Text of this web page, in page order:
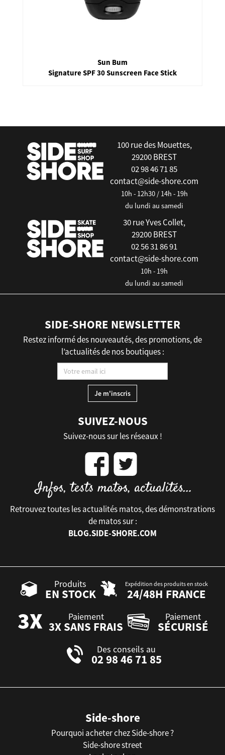
Sun Bum
Signature SPF 30 Sunscreen Face Stick
100 rue des Mouettes,
29200 BREST
02 98 46 71 85
contact@side-shore.com
10h - 12h30 / 14h - 19h
du lundi au samedi
30 rue Yves Collet,
29200 BREST
02 56 31 86 91
contact@side-shore.com
10h - 19h
du lundi au samedi
SIDE-SHORE NEWSLETTER
Restez informé des nouveautés, des promotions, de
l’actualités de nos boutiques :
SUIVEZ-NOUS
Suivez-nous sur les réseaux !
Retrouvez toutes les actualités matos, des démonstrations
de matos sur :
BLOG.SIDE-SHORE.COM
Produits
EN STOCK
Expédition des produits en stock
24/48H FRANCE
Paiement
3X SANS FRAIS
Paiement
SÉCURISÉ
Des conseils au
02 98 46 71 85
Side-shore
Pourquoi acheter chez Side-shore ?
Side-shore street